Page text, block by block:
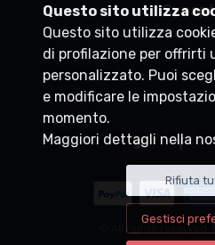
P.IVA
+39
© All rights reserved.
Questo sito utilizza
Questo sito utilizza
di profilazione per offrirti
personalizzato. Puoi
e modificare le
momento.
Maggiori dettagli nella
Rifiuta
Gestisci